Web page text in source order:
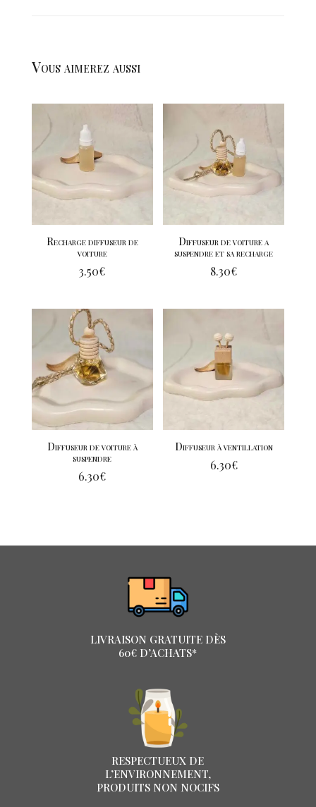
Vous aimerez aussi
Recharge diffuseur de
voiture
3.50€
Diffuseur de voiture a
suspendre et sa recharge
8.30€
Diffuseur de voiture à
suspendre
6.30€
Diffuseur à ventillation
6.30€
LIVRAISON GRATUITE DÈS
60€ D’ACHATS*
RESPECTUEUX DE
L’ENVIRONNEMENT,
PRODUITS NON NOCIFS